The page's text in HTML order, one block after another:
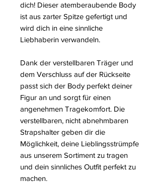
dich! Dieser atemberaubende Body
ist aus zarter Spitze gefertigt und
wird dich in eine sinnliche
Liebhaberin verwandeln.
Dank der verstellbaren Träger und
dem Verschluss auf der Rückseite
passt sich der Body perfekt deiner
Figur an und sorgt für einen
angenehmen Tragekomfort. Die
verstellbaren, nicht abnehmbaren
Strapshalter geben dir die
Möglichkeit, deine Lieblingsstrümpfe
aus unserem Sortiment zu tragen
und dein sinnliches Outfit perfekt zu
machen.